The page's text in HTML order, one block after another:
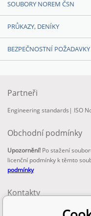
SOUBORY NOREM ČSN
PRŮKAZY, DENÍKY
BEZPEČNOSTNÍ
Partneři
Engineering standards | ISO
Obchodní podmínky
Upozornění! Po stažení
licenční podmínky k těmto
podmínky
Kontakty